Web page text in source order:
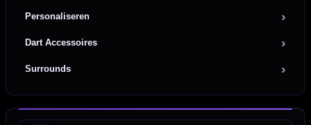
Personaliseren
Dart Accessoires
Surrounds